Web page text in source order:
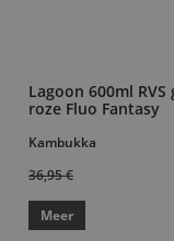
Lagoon 600ml
roze Fluo Fantasy
Kambukka
36,95 €
Meer